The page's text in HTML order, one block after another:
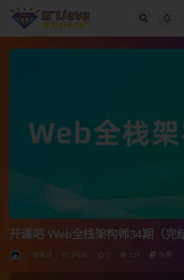
开课吧-Web全栈架构师34期（完
体系课 3年前 0 169 免费